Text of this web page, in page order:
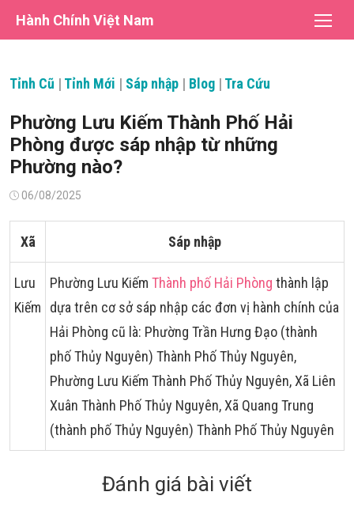
Hành Chính Việt Nam
Tỉnh Cũ | Tỉnh Mới | Sáp nhập | Blog | Tra Cứu
Phường Lưu Kiếm Thành Phố Hải
Phòng được sáp nhập từ những
Phường nào?
Đăng06/08/2025
Xã Sáp nhập
Lưu
Kiếm
Phường Lưu Kiếm Thành phố Hải Phòng thành lập
dựa trên cơ sở sáp nhập các đơn vị hành chính của
Hải Phòng cũ là: Phường Trần Hưng Đạo (thành
phố Thủy Nguyên) Thành Phố Thủy Nguyên,
Phường Lưu Kiếm Thành Phố Thủy Nguyên, Xã Liên
Xuân Thành Phố Thủy Nguyên, Xã Quang Trung
(thành phố Thủy Nguyên) Thành Phố Thủy Nguyên
Đánh giá bài viết